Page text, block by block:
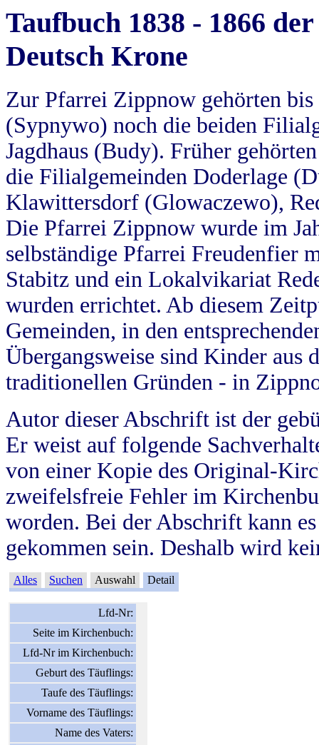
Taufbuch 1838 - 1866
Deutsch Krone
Zur Pfarrei Zippnow gehörten
(Sypnywo) noch die beiden
Jagdhaus (Budy). Früher
die Filialgemeinden Doderlage
Klawittersdorf (Glowaczewo),
Die Pfarrei Zippnow wurde im
selbständige Pfarrei Freudenfier
Stabitz und ein Lokalvikariat
wurden errichtet. Ab diesem
Gemeinden, in den
Übergangsweise sind Kinder aus
traditionellen Gründen - in
Autor dieser Abschrift ist der
Er weist auf folgende
von einer Kopie des Original-
zweifelsfreie Fehler im
worden. Bei der Abschrift kann
gekommen sein. Deshalb wird
Alles Suchen Auswahl Detail
Lfd-Nr:
Seite im Kirchenbuch:
Lfd-Nr im Kirchenbuch:
Geburt des Täuflings:
Taufe des Täuflings:
Vorname des Täuflings:
Name des Vaters: